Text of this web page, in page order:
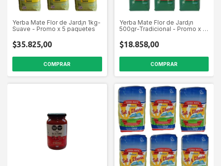
Yerba Mate Flor de Jard¡n 1kg-
Suave - Promo x 5 paquetes
$35.825,00
Yerba Mate Flor de Jard¡n
500gr-Tradicional - Promo x 5
$18.858,00